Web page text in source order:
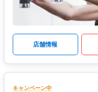
店舗情報
キャンペーン中